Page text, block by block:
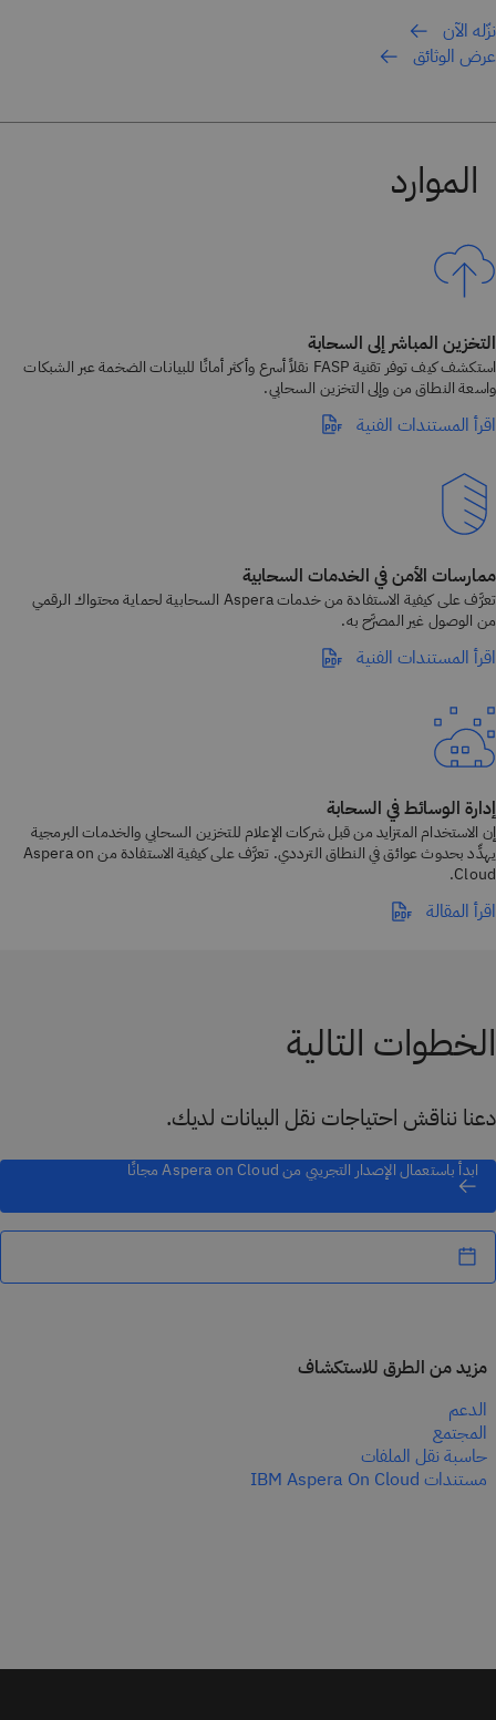
نزّله الآن
عرض الوثائق
التخزين المباشر إلى السحابة
استكشف كيف توفر تقنية FASP نقلاً أسرع وأكثر أمانًا للبيانات الضخمة عبر الشبكات
واسعة النطاق من وإلى التخزين السحابي.
اقرأ المستندات الفنية
ممارسات الأمن في الخدمات السحابية
تعرَّف على كيفية الاستفادة من خدمات Aspera السحابية لحماية محتواك الرقمي
من الوصول غير المصرَّح به.
اقرأ المستندات الفنية
إدارة الوسائط في السحابة
إن الاستخدام المتزايد من قبل شركات الإعلام للتخزين السحابي والخدمات البرمجية
يهدِّد بحدوث عوائق في النطاق الترددي. تعرَّف على كيفية الاستفادة من Aspera on
Cloud.
اقرأ المقالة
الخطوات التالية
دعنا نناقش احتياجات نقل البيانات لديك.
ابدأ باستعمال الإصدار التجريبي من Aspera on Cloud مجانًا
مزيد من الطرق للاستكشاف
الدعم
المجتمع
حاسبة نقل الملفات
مستندات IBM Aspera On Cloud